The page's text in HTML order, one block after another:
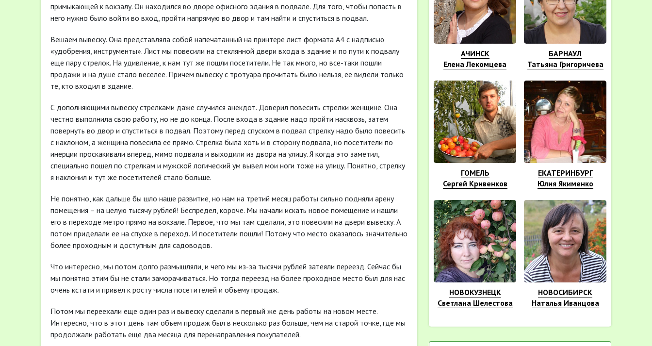
примыкающей к вокзалу. Он находился во дворе офисного здания в подвале. Для того, чтобы попасть в
него нужно было войти во вход, пройти напрямую во двор и там найти и спуститься в подвал.
Вешаем вывеску. Она представляла собой напечатанный на принтере лист формата А4 с надписью
«удобрения, инструменты». Лист мы повесили на стеклянной двери входа в здание и по пути к подвалу
еще пару стрелок. На удивление, к нам тут же пошли посетители. Не так много, но все-таки пошли
продажи и на душе стало веселее. Причем вывеску с тротуара прочитать было нельзя, ее видели только
те, кто входил в здание.
С дополняющими вывеску стрелками даже случился анекдот. Доверил повесить стрелки женщине. Она
честно выполнила свою работу, но не до конца. После входа в здание надо пройти насквозь, затем
повернуть во двор и спуститься в подвал. Поэтому перед спуском в подвал стрелку надо было повесить
с наклоном, а женщина повесила ее прямо. Стрелка была хоть и в сторону подвала, но посетители по
инерции проскакивали вперед, мимо подвала и выходили из двора на улицу. Я когда это заметил,
специально пошел по стрелкам и мужской логический ум вывел мои ноги тоже на улицу. Понятно, стрелку
я наклонил и тут же посетителей стало больше.
Не понятно, как дальше бы шло наше развитие, но нам на третий месяц работы сильно подняли арену
помещения – на целую тысячу рублей! Беспредел, короче. Мы начали искать новое помещение и нашли
его в переходе метро прямо на вокзале. Первое, что мы там сделали, это повесили на двери вывеску. А
потом приделали ее на спуске в переход. И посетители пошли! Потому что место оказалось значительно
более проходным и доступным для садоводов.
Что интересно, мы потом долго размышляли, и чего мы из-за тысячи рублей затеяли переезд. Сейчас бы
мы понятно этим бы не стали заморачиваться. Но тогда переезд на более проходное место был для нас
очень кстати и привел к росту числа посетителей и объему продаж.
Потом мы переехали еще один раз и вывеску сделали в первый же день работы на новом месте.
Интересно, что в этот день там объем продаж был в несколько раз больше, чем на старой точке, где мы
продолжали работать еще два месяца для перенаправления покупателей.
АЧИНСК
Елена Лекомцева
БАРНАУЛ
Татьяна Григоричева
ГОМЕЛЬ
Сергей Кривенков
ЕКАТЕРИНБУРГ
Юлия Якименко
НОВОКУЗНЕЦК
Светлана Шелестова
НОВОСИБИРСК
Наталья Иванцова